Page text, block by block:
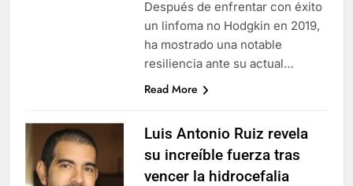
Después de enfrentar con éxito
un linfoma no Hodgkin en 2019,
ha mostrado una notable
resiliencia ante su actual…
Read More
Luis Antonio Ruiz revela
su increíble fuerza tras
vencer la hidrocefalia